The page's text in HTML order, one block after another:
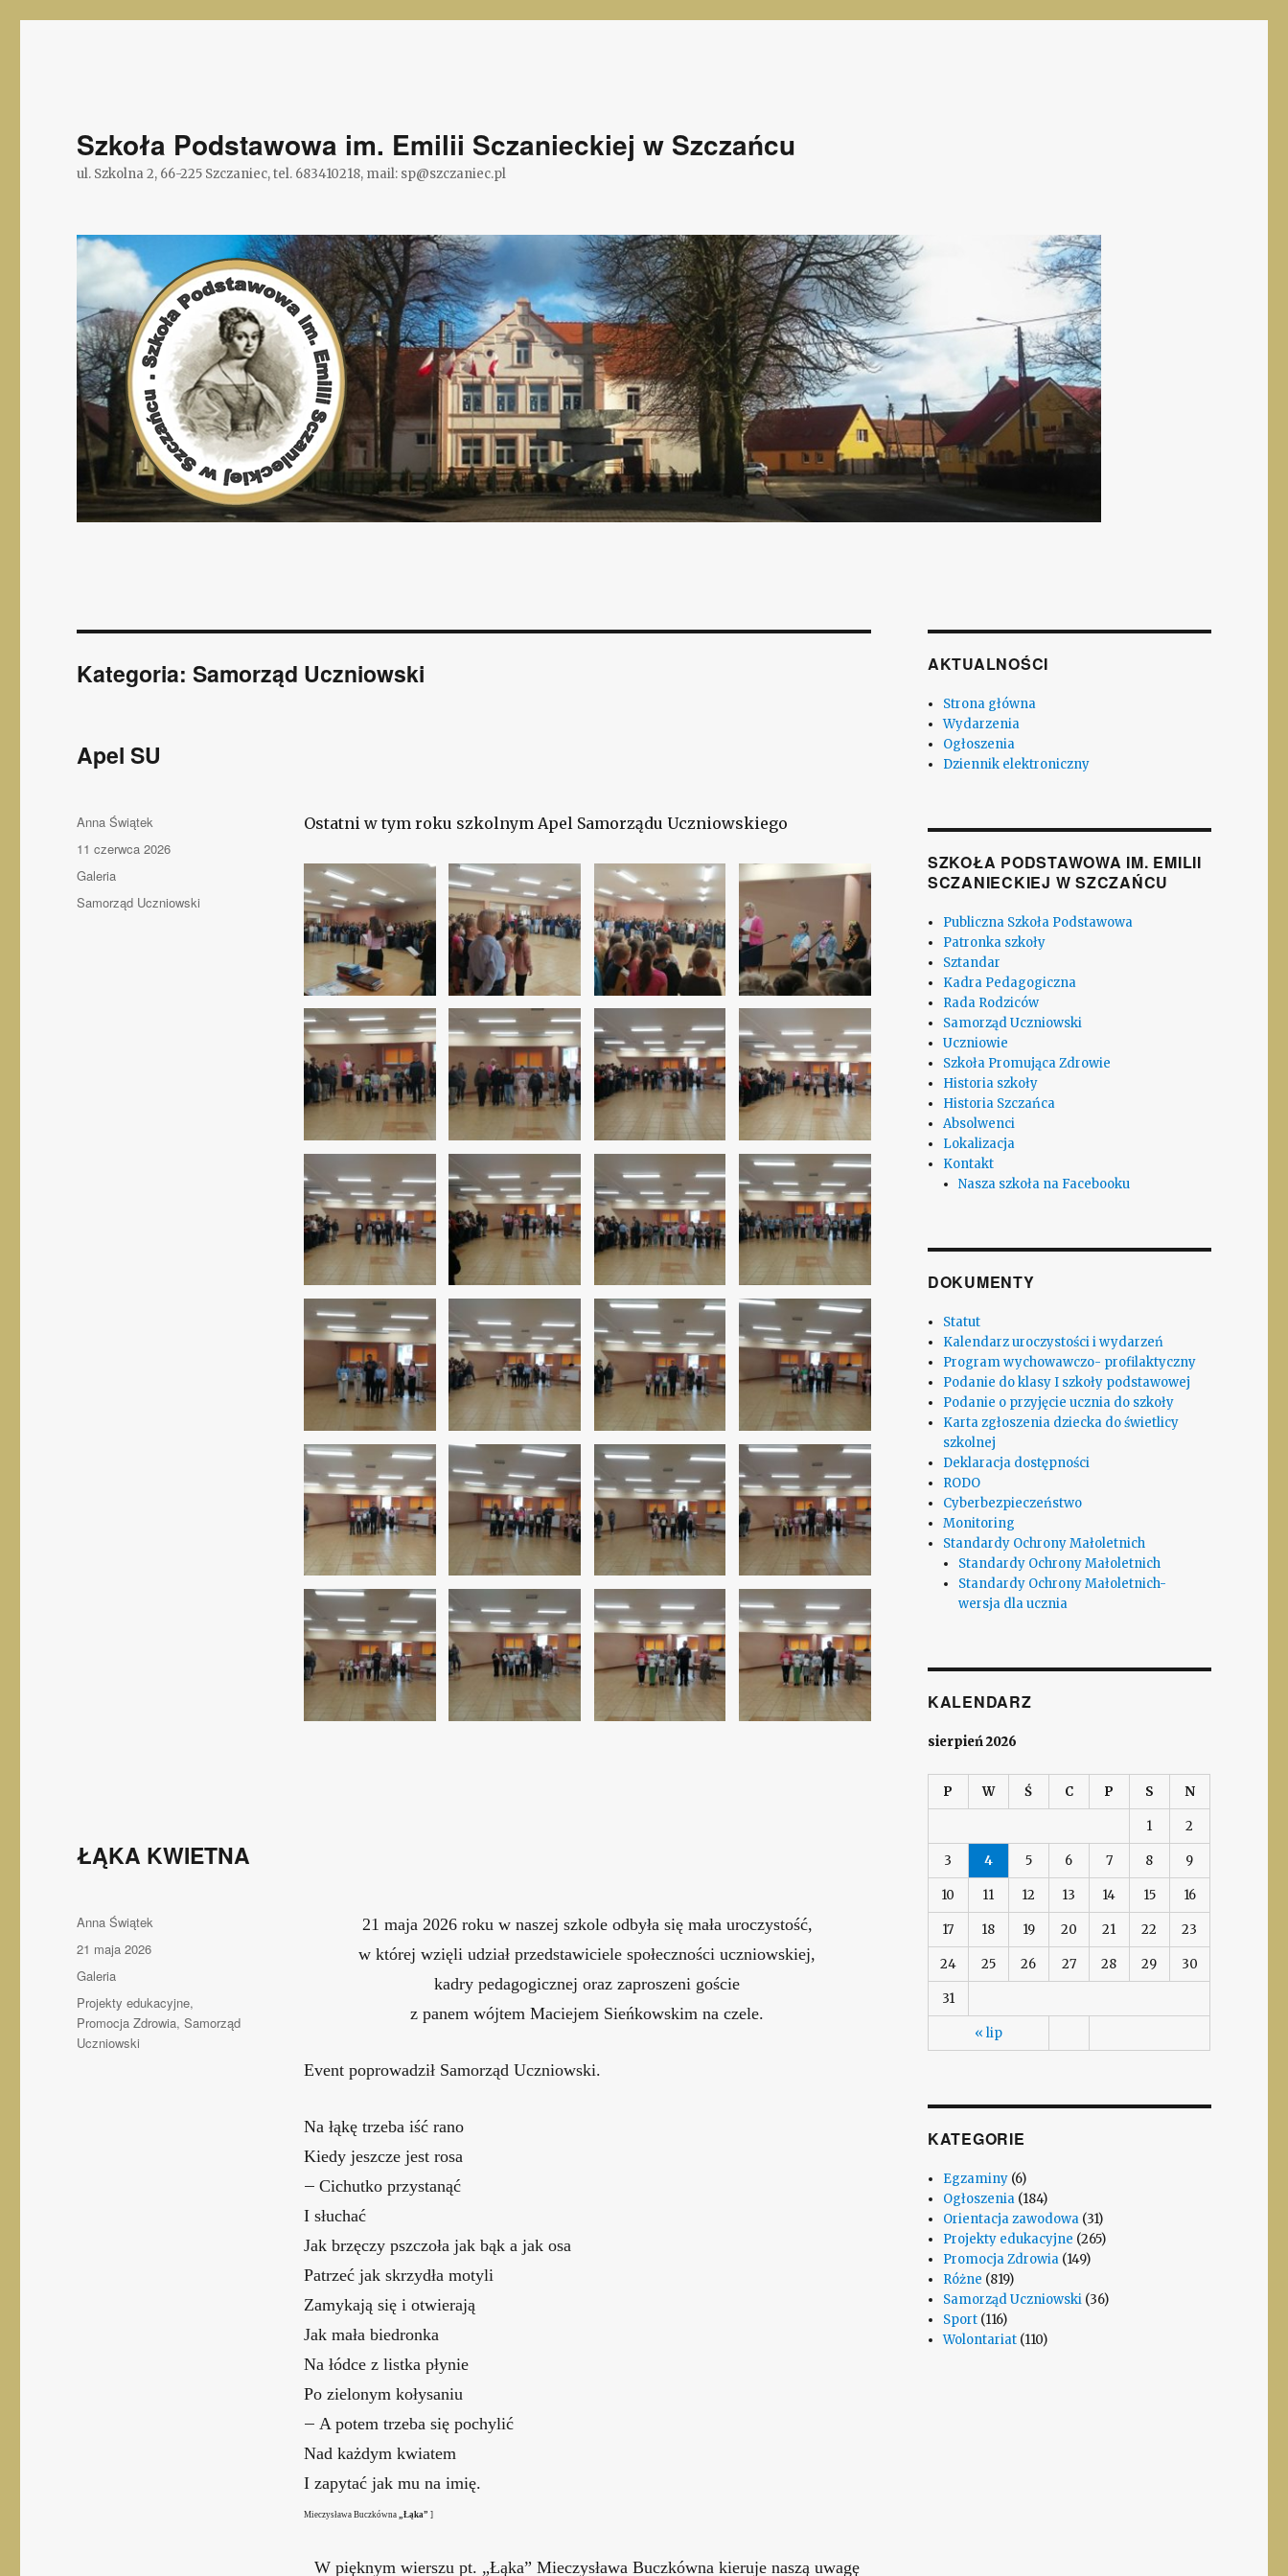
Szkoła Podstawowa im. Emilii Sczanieckiej w Szczańcu
ul. Szkolna 2, 66-225 Szczaniec, tel. 683410218, mail: sp@szczaniec.pl
Kategoria: Samorząd Uczniowski
Apel SU
Ostatni w tym roku szkolnym Apel Samorządu Uczniowskiego
Autor
Anna Świątek
Opublikowano
11 czerwca 2026
Format
wpisu
Galeria
Kategorie
Samorząd Uczniowski
ŁĄKA KWIETNA
21 maja 2026 roku w naszej szkole odbyła się mała uroczystość,
w której wzięli udział przedstawiciele społeczności uczniowskiej,
kadry pedagogicznej oraz zaproszeni goście
z panem wójtem Maciejem Sieńkowskim na czele.
Event poprowadził Samorząd Uczniowski.
Na łąkę trzeba iść rano
Kiedy jeszcze jest rosa
– Cichutko przystanąć
I słuchać
Jak brzęczy pszczoła jak bąk a jak osa
Patrzeć jak skrzydła motyli
Zamykają się i otwierają
Jak mała biedronka
Na łódce z listka płynie
Po zielonym kołysaniu
– A potem trzeba się pochylić
Nad każdym kwiatem
I zapytać jak mu na imię.
Mieczysława Buczkówna „Łąka” ]
W pięknym wierszu pt. „Łąka” Mieczysława Buczkówna kieruje naszą uwagę
Autor
Anna Świątek
Opublikowano
21 maja 2026
Format
wpisu
Galeria
Kategorie
Projekty edukacyjne,
Promocja Zdrowia,Samorząd
Uczniowski
AKTUALNOŚCI
Strona główna
Wydarzenia
Ogłoszenia
Dziennik elektroniczny
SZKOŁA PODSTAWOWA IM. EMILII
SCZANIECKIEJ W SZCZAŃCU
Publiczna Szkoła Podstawowa
Patronka szkoły
Sztandar
Kadra Pedagogiczna
Rada Rodziców
Samorząd Uczniowski
Uczniowie
Szkoła Promująca Zdrowie
Historia szkoły
Historia Szczańca
Absolwenci
Lokalizacja
Kontakt
Nasza szkoła na Facebooku
DOKUMENTY
Statut
Kalendarz uroczystości i wydarzeń
Program wychowawczo- profilaktyczny
Podanie do klasy I szkoły podstawowej
Podanie o przyjęcie ucznia do szkoły
Karta zgłoszenia dziecka do świetlicy
szkolnej
Deklaracja dostępności
RODO
Cyberbezpieczeństwo
Monitoring
Standardy Ochrony Małoletnich
Standardy Ochrony Małoletnich
Standardy Ochrony Małoletnich-
wersja dla ucznia
KALENDARZ
sierpień 2026
P W Ś C P S N
« lip
1 2
3 4 5 6 7 8 9
10 11 12 13 14 15 16
17 18 19 20 21 22 23
24 25 26 27 28 29 30
31
KATEGORIE
Egzaminy (6)
Ogłoszenia (184)
Orientacja zawodowa (31)
Projekty edukacyjne (265)
Promocja Zdrowia (149)
Różne (819)
Samorząd Uczniowski (36)
Sport (116)
Wolontariat (110)